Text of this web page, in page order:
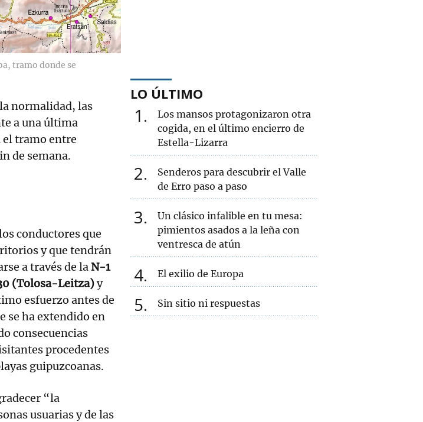
tramo donde se
normalidad, las
a una última
el tramo entre
de semana.
conductores que
y que tendrán
a través de la N-1
(Tolosa-Leitza)y
esfuerzo antes de
se ha extendido en
consecuencias
procedentes
guipuzcoanas.
“la
usuarias y de las
LO ÚLTIMO
1
Los mansos protagonizaron otra
cogida, en el último encierro de
Estella-Lizarra
2
Senderos para descubrir el Valle
de Erro paso a paso
3
Un clásico infalible en tu mesa:
pimientos asados a la leña con
ventresca de atún
4 El exilio de Europa
5 Sin sitio ni respuestas